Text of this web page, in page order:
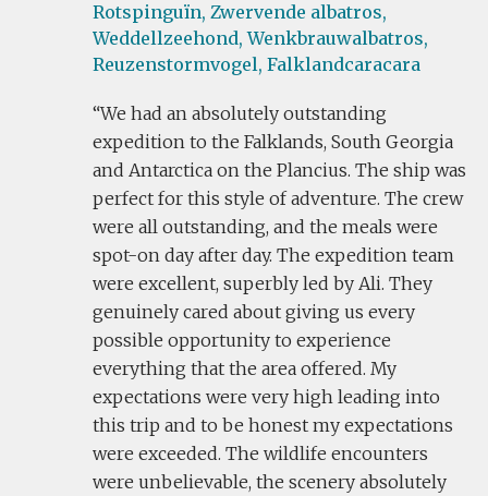
Rotspinguïn, Zwervende albatros,
Weddellzeehond, Wenkbrauwalbatros,
Reuzenstormvogel, Falklandcaracara
We had an absolutely outstanding
expedition to the Falklands, South Georgia
and Antarctica on the Plancius. The ship was
perfect for this style of adventure. The crew
were all outstanding, and the meals were
spot-on day after day. The expedition team
were excellent, superbly led by Ali. They
genuinely cared about giving us every
possible opportunity to experience
everything that the area offered. My
expectations were very high leading into
this trip and to be honest my expectations
were exceeded. The wildlife encounters
were unbelievable, the scenery absolutely